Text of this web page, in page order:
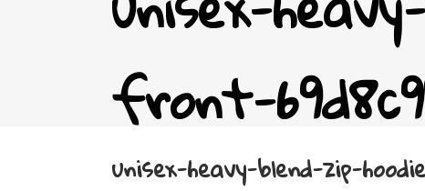
front-
unisex-heavy-blend-zip-